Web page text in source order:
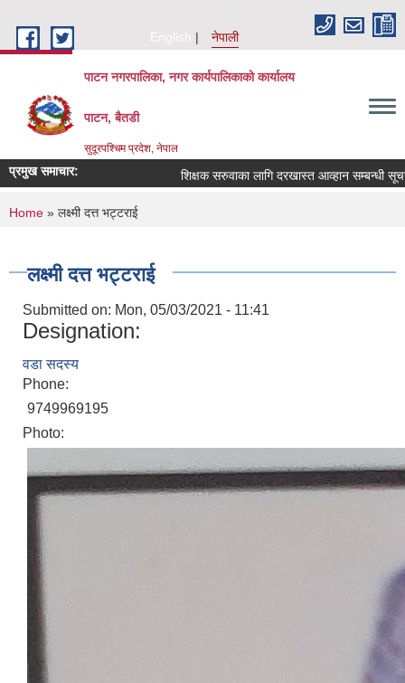
English
नेपाली
पाटन नगरपालिका, नगर कार्यपालिकाको कार्यालय
पाटन, बैतडी
सुदूरपश्चिम प्रदेश, नेपाल
प्रमुख समाचार: शिक्षक सरुवाका लागि दरखास्त आव्हान सम्बन्धी सूचना ।
You are here
Home » लक्ष्मी दत्त भट्टराई
लक्ष्मी दत्त भट्टराई
Submitted on: Mon, 05/03/2021 - 11:41
Designation:
वडा सदस्य
Phone:
9749969195
Photo: